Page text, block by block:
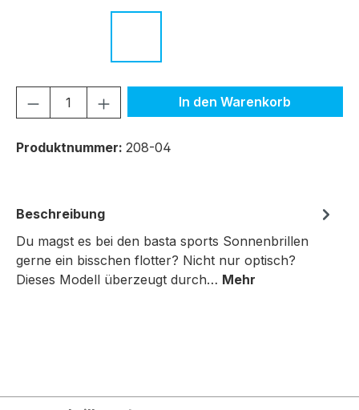
Produkt Anzahl: Gib den gewünschten
In den Warenkorb
Produktnummer: 208-04
Beschreibung
Du magst es bei den basta sports Sonnenbrillen
gerne ein bisschen flotter? Nicht nur optisch?
Dieses Modell überzeugt durch… Mehr